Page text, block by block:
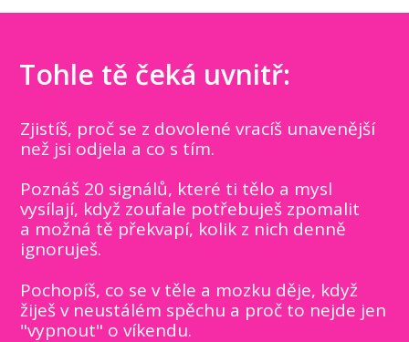
Tohle tě čeká uvnitř:
Zjistíš, proč se z dovolené vracíš unavenější
než jsi odjela a co s tím.
Poznáš 20 signálů, které ti tělo a mysl
vysílají, když zoufale potřebuješ zpomalit
a možná tě překvapí, kolik z nich denně
ignoruješ.
Pochopíš, co se v těle a mozku děje, když
žiješ v neustálém spěchu a proč to nejde jen
"vypnout" o víkendu.